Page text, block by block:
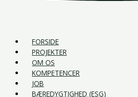
FORSIDE
PROJEKTER
OM OS
KOMPETENCER
JOB
BÆREDYGTIGHED (ESG)